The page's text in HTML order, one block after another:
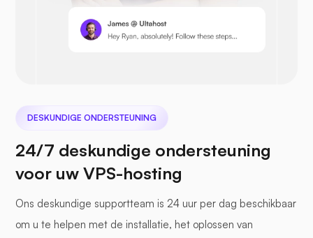
Prestashop
Zeebestand
DESKUNDIGE ONDERSTEUNING
24/7 deskundige ondersteuning
voor uw VPS-hosting
Ons deskundige supportteam is 24 uur per dag beschikbaar
om u te helpen met de installatie, het oplossen van